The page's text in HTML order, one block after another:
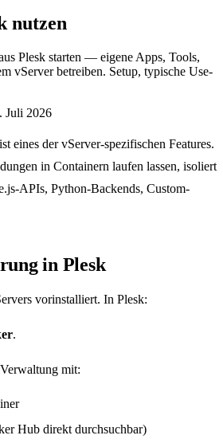
nutzen
Plesk starten — eigene Apps, Tools,
vServer betreiben. Setup, typische Use-
Juli 2026
eines der vServer-spezifischen Features.
in Containern laufen lassen, isoliert
APIs, Python-Backends, Custom-
in Plesk
vorinstalliert. In Plesk:
.
mit:
Hub direkt durchsuchbar)